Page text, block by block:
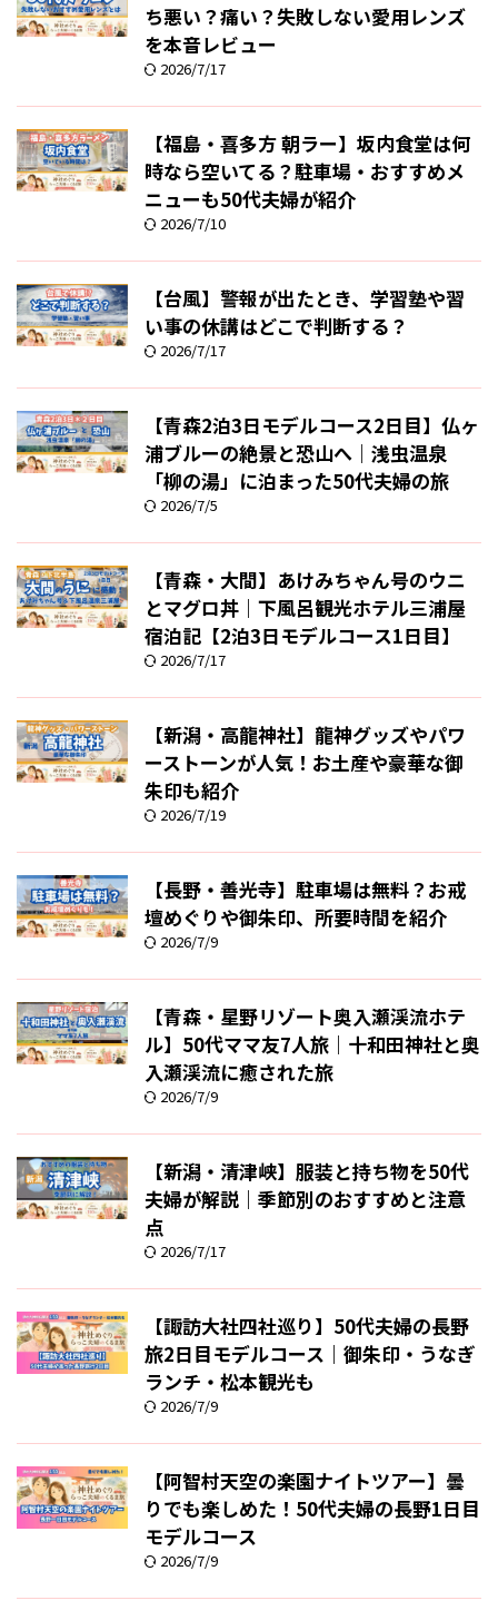
ち悪い？痛い？失敗しない愛用レンズ
を本音レビュー
2026/7/17
【福島・喜多方 朝ラー】坂内食堂は何
時なら空いてる？駐車場・おすすめメ
ニューも50代夫婦が紹介
2026/7/10
【台風】警報が出たとき、学習塾や習
い事の休講はどこで判断する？
2026/7/17
【青森2泊3日モデルコース2日目】仏ヶ
浦ブルーの絶景と恐山へ｜浅虫温泉
「柳の湯」に泊まった50代夫婦の旅
2026/7/5
【青森・大間】あけみちゃん号のウニ
とマグロ丼｜下風呂観光ホテル三浦屋
宿泊記【2泊3日モデルコース1日目】
2026/7/17
【新潟・高龍神社】龍神グッズやパワ
ーストーンが人気！お土産や豪華な御
朱印も紹介
2026/7/19
【長野・善光寺】駐車場は無料？お戒
壇めぐりや御朱印、所要時間を紹介
2026/7/9
【青森・星野リゾート奥入瀬渓流ホテ
ル】50代ママ友7人旅｜十和田神社と奥
入瀬渓流に癒された旅
2026/7/9
【新潟・清津峡】服装と持ち物を50代
夫婦が解説｜季節別のおすすめと注意
点
2026/7/17
【諏訪大社四社巡り】50代夫婦の長野
旅2日目モデルコース｜御朱印・うなぎ
ランチ・松本観光も
2026/7/9
【阿智村天空の楽園ナイトツアー】曇
りでも楽しめた！50代夫婦の長野1日目
モデルコース
2026/7/9